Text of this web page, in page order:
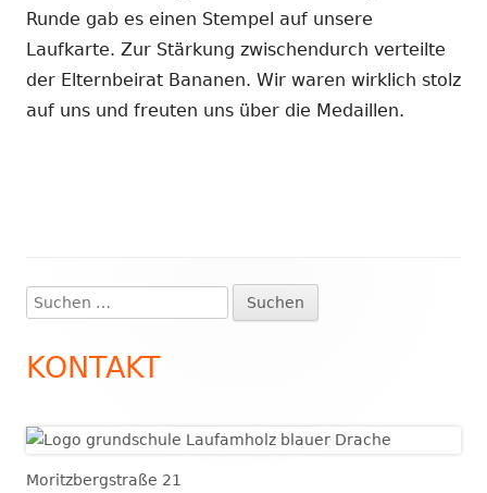
Runde gab es einen Stempel auf unsere
Laufkarte. Zur Stärkung zwischendurch verteilte
der Elternbeirat Bananen. Wir waren wirklich stolz
auf uns und freuten uns über die Medaillen.
Haupt-
Seitenleiste
Suchen
nach:
KONTAKT
Moritzbergstraße 21